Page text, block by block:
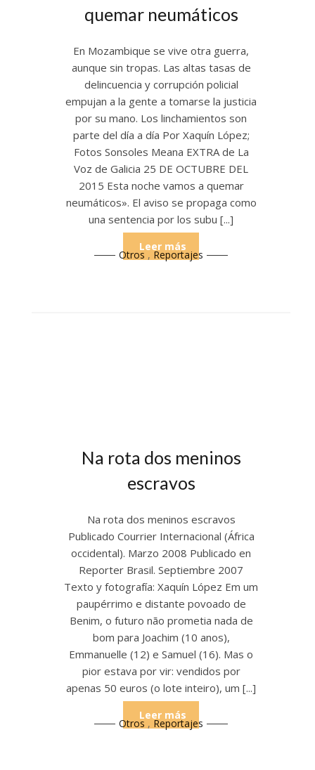
quemar neumáticos
En Mozambique se vive otra guerra,
aunque sin tropas. Las altas tasas de
delincuencia y corrupción policial
empujan a la gente a tomarse la justicia
por su mano. Los linchamientos son
parte del día a día Por Xaquín López;
Fotos Sonsoles Meana EXTRA de La
Voz de Galicia 25 DE OCTUBRE DEL
2015 Esta noche vamos a quemar
neumáticos». El aviso se propaga como
una sentencia por los subu [...]
Leer más
Otros,Reportajes
Na rota dos meninos
escravos
Na rota dos meninos escravos
Publicado Courrier Internacional (África
occidental). Marzo 2008 Publicado en
Reporter Brasil. Septiembre 2007
Texto y fotografía: Xaquín López Em um
paupérrimo e distante povoado de
Benim, o futuro não prometia nada de
bom para Joachim (10 anos),
Emmanuelle (12) e Samuel (16). Mas o
pior estava por vir: vendidos por
apenas 50 euros (o lote inteiro), um [...]
Leer más
Otros , Reportajes